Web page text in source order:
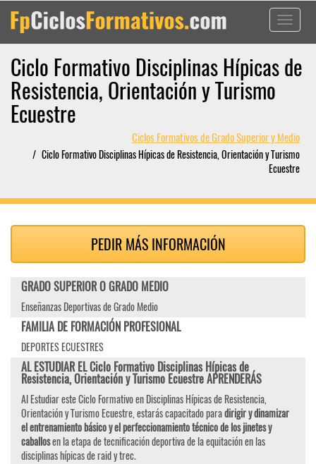
Toggle
Ciclo Formativo Disciplinas Hípicas de
Resistencia, Orientación y Turismo
Ecuestre
Ciclos Formativos de Grado Superior y Medio
Ciclo Formativo Disciplinas Hípicas de Resistencia, Orientación y Turismo
Ecuestre
PEDIR MÁS INFORMACIÓN
GRADO SUPERIOR O GRADO MEDIO
Enseñanzas Deportivas de Grado Medio
FAMILIA DE FORMACIÓN PROFESIONAL
DEPORTES ECUESTRES
AL ESTUDIAR EL Ciclo Formativo Disciplinas Hípicas de
Resistencia, Orientación y Turismo Ecuestre APRENDERÁS
Al Estudiar este Ciclo Formativo en Disciplinas Hípicas de Resistencia,
Orientación y Turismo Ecuestre, estarás capacitado paradirigir y dinamizar
el entrenamiento básico y el perfeccionamiento técnico de los jinetes y
caballosen la etapa de tecnificación deportiva de la equitación en las
disciplinas hípicas de raid y trec.